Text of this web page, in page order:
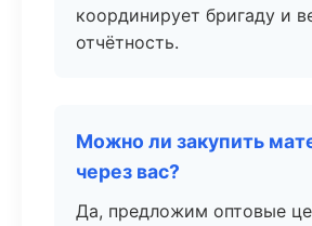
координирует бригаду и
отчётность.
Можно ли закупить
через вас?
Да, предложим оптовые